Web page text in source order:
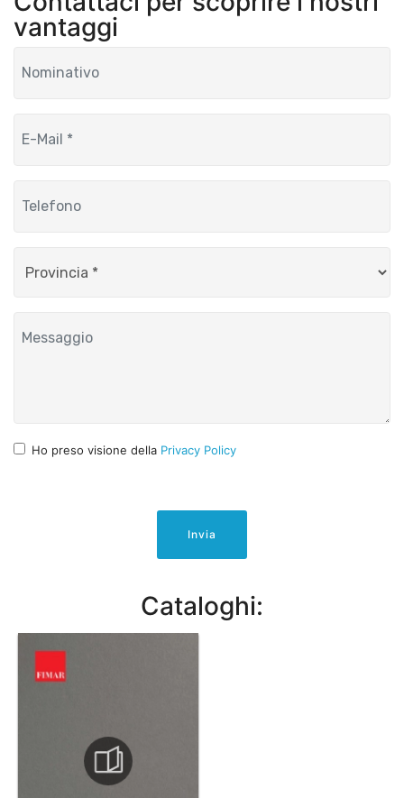
vantaggi
Ho preso visione della Privacy Policy
Invia
Cataloghi: